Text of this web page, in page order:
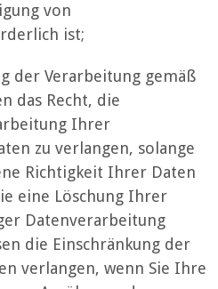
von
ist;
der Verarbeitung gemäß
das Recht, die
Ihrer
zu verlangen, solange
Richtigkeit Ihrer Daten
eine Löschung Ihrer
Datenverarbeitung
die Einschränkung der
verlangen, wenn Sie Ihre